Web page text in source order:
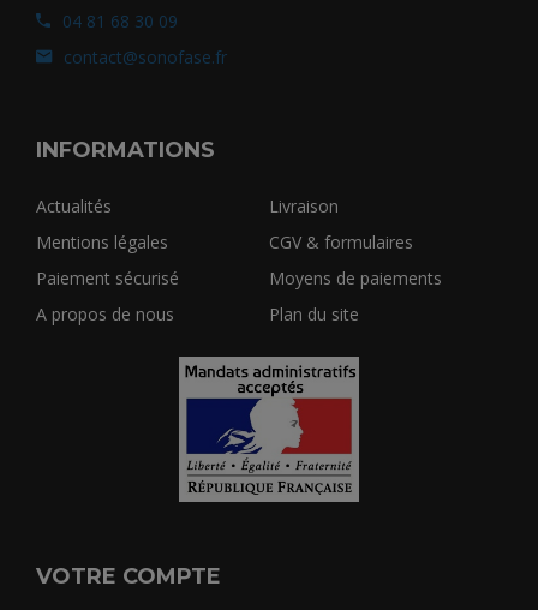
04 81 68 30 09
contact@sonofase.fr
INFORMATIONS
Actualités
Livraison
Mentions légales
CGV & formulaires
Paiement sécurisé
Moyens de paiements
A propos de nous
Plan du site
VOTRE COMPTE